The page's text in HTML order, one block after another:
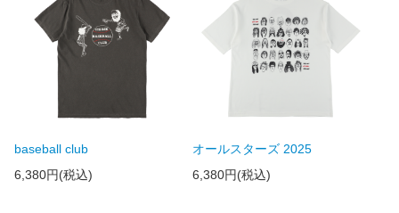
baseball club
6,380円(税込)
オールスターズ 2025
6,380円(税込)